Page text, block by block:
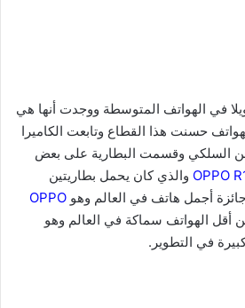
في الهواتف المتوسطة ووجدت أنها هي
حسنت هذا القطاع وتابعت الكاميرا
السلكي وقسمت البطارية على بعض
OPPO والذي كان يحمل بطاريتين
أجمل هاتف في العالم وهو OPPO
أقل الهواتف سماكة في العالم وهو
في التطوير.